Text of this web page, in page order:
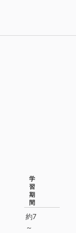
学
習
期
間
約7
～